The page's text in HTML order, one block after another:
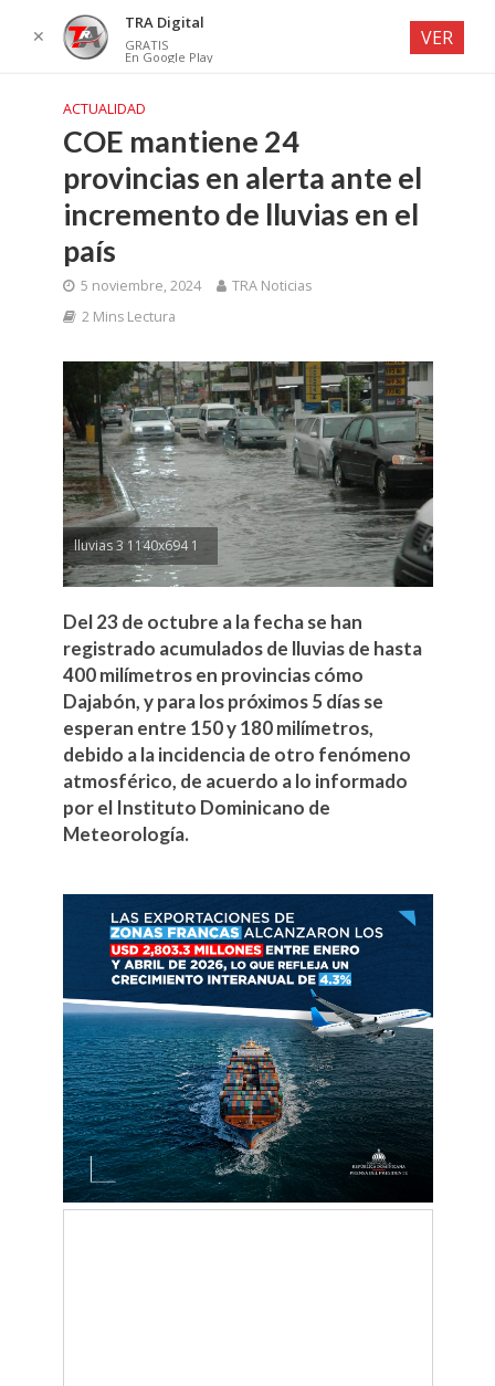
ACTUALIDAD
COE mantiene 24
provincias en alerta ante el
incremento de lluvias en el
país
5 noviembre, 2024
TRA Noticias
2 Mins Lectura
lluvias 3 1140x694 1
Del 23 de octubre a la fecha se han
registrado acumulados de lluvias de hasta
400 milímetros en provincias cómo
Dajabón, y para los próximos 5 días se
esperan entre 150 y 180 milímetros,
debido a la incidencia de otro fenómeno
atmosférico, de acuerdo a lo informado
por el Instituto Dominicano de
Meteorología.
✕
TRA Digital
GRATIS
En Google Play
VER